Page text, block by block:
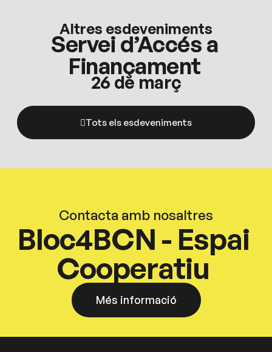
Altres esdeveniments
Servei d’Accés a
Finançament
26 de març
Tots els esdeveniments
Contacta amb nosaltres
Bloc4BCN - Espai
Cooperatiu
Més informació